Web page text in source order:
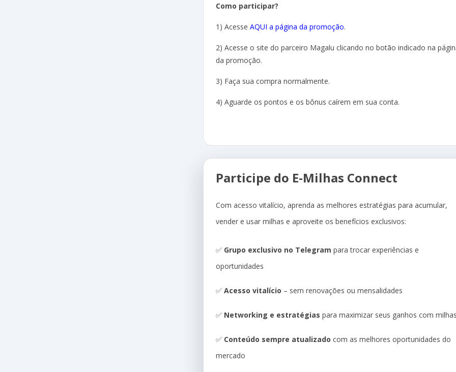
Como participar?
1) Acesse AQUI a página da promoção.
2) Acesse o site do parceiro Magalu clicando no botão indicado na
da promoção.
3) Faça sua compra normalmente.
4) Aguarde os pontos e os bônus caírem em sua conta.
Participe do E-Milhas Connect
Com acesso vitalício, aprenda as melhores estratégias para acumular,
vender e usar milhas e aproveite os benefícios exclusivos:
✅ Grupo exclusivo no Telegram para trocar experiências e
oportunidades
✅ Acesso vitalício – sem renovações ou mensalidades
✅ Networking e estratégias para maximizar seus ganhos com milhas
✅ Conteúdo sempre atualizado com as melhores oportunidades do
mercado